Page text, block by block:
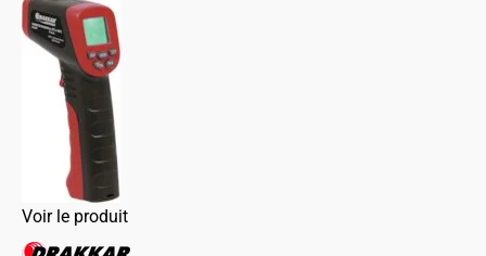
Voir le produit